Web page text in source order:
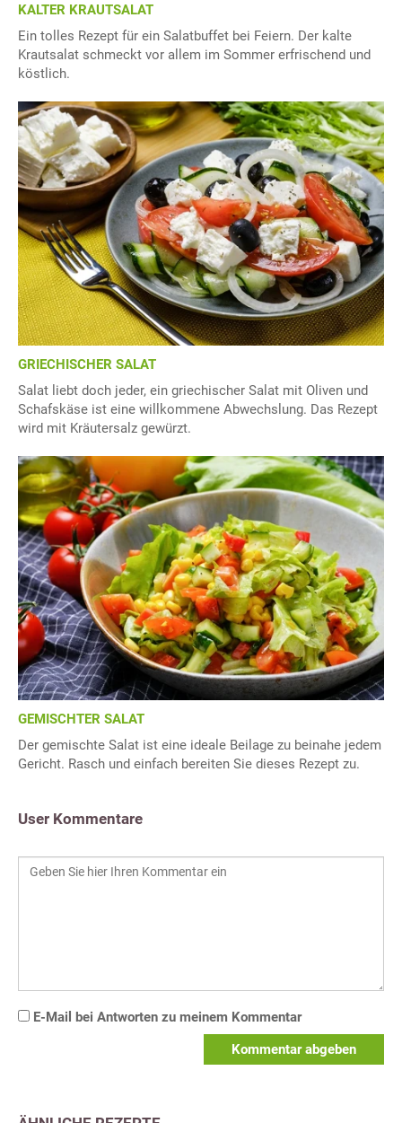
KALTER KRAUTSALAT
Ein tolles Rezept für ein Salatbuffet bei Feiern. Der kalte
Krautsalat schmeckt vor allem im Sommer erfrischend und
köstlich.
GRIECHISCHER SALAT
Salat liebt doch jeder, ein griechischer Salat mit Oliven und
Schafskäse ist eine willkommene Abwechslung. Das Rezept
wird mit Kräutersalz gewürzt.
GEMISCHTER SALAT
Der gemischte Salat ist eine ideale Beilage zu beinahe jedem
Gericht. Rasch und einfach bereiten Sie dieses Rezept zu.
User Kommentare
E-Mail bei Antworten zu meinem Kommentar
Kommentar abgeben